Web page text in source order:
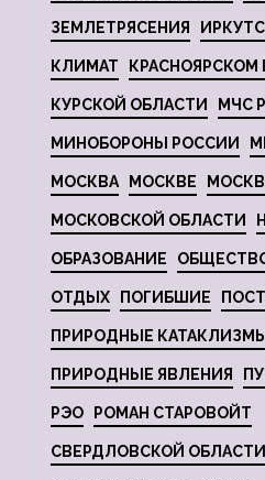
ЗЕМЛЕТРЯСЕНИЯ
КЛИМАТ КРАСНОЯРСКОМ
КУРСКОЙ ОБЛАСТИ МЧС
МИНОБОРОНЫ РОССИИ
МОСКВА МОСКВЕ
МОСКОВСКОЙ ОБЛАСТИ
ОБРАЗОВАНИЕ
ОТДЫХ ПОГИБШИЕ
ПРИРОДНЫЕ КАТАКЛИЗМЫ
ПРИРОДНЫЕ ЯВЛЕНИЯ
РЭО РОМАН СТАРОВОЙТ
СВЕРДЛОВСКОЙ ОБЛАСТИ